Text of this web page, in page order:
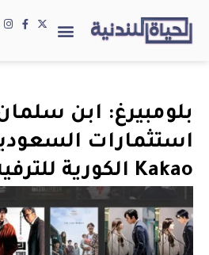
بلومبيرغ: ابن
استثمارات
Kakao الكورية للترفيه